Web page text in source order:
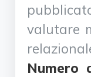
valutare
Numero